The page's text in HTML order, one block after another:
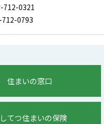
712-0321
712-0793
住まいの窓口
てつ住まいの保険